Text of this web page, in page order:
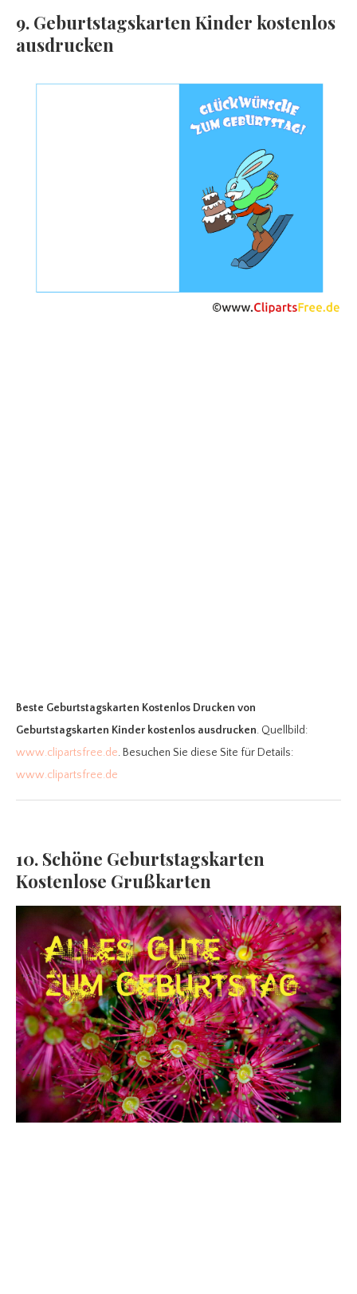
9. Geburtstagskarten Kinder kostenlos
ausdrucken
Beste Geburtstagskarten Kostenlos Drucken von
Geburtstagskarten Kinder kostenlos ausdrucken. Quellbild:
www.clipartsfree.de. Besuchen Sie diese Site für Details:
www.clipartsfree.de
10. Schöne Geburtstagskarten
Kostenlose Grußkarten